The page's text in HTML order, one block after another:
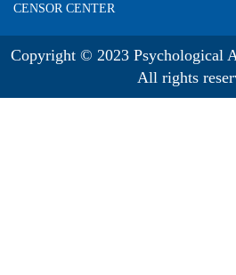
CENSOR CENTER
Copyright © 2023 Psychological
All rights